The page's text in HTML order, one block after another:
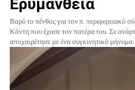
Ερυμάνθεια
Βαρύ το πένθος για τον π. περιφερειακό
Κόντη που έχασε τον πατέρα του. Σε ανάρτησή του τον